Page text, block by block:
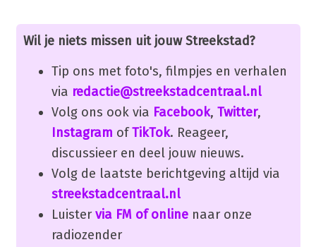
Wil je niets missen uit jouw Streekstad?
Tip ons met foto's, filmpjes en verhalen
via redactie@streekstadcentraal.nl
Volg ons ook via Facebook, Twitter,
Instagram ofTikTok. Reageer,
discussieer en deel jouw nieuws.
Volg de laatste berichtgeving altijd via
streekstadcentraal.nl
Luister via FM of onlinenaar onze
radiozender